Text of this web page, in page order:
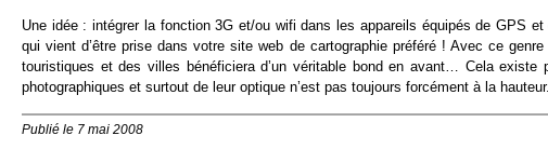
Une idée : intégrer la fonction 3G et/ou wifi dans les appareils équipés de GPS
qui vient d’être prise dans votre site web de cartographie préféré ! Avec ce
touristiques et des villes bénéficiera d’un véritable bond en avant… Cela
photographiques et surtout de leur optique n’est pas toujours forcément à la hauteur.
Publié le 7 mai 2008